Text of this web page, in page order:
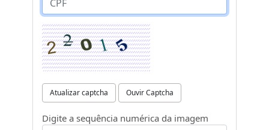
Atualizar captcha Ouvir Captcha
Digite a sequência numérica da imagem